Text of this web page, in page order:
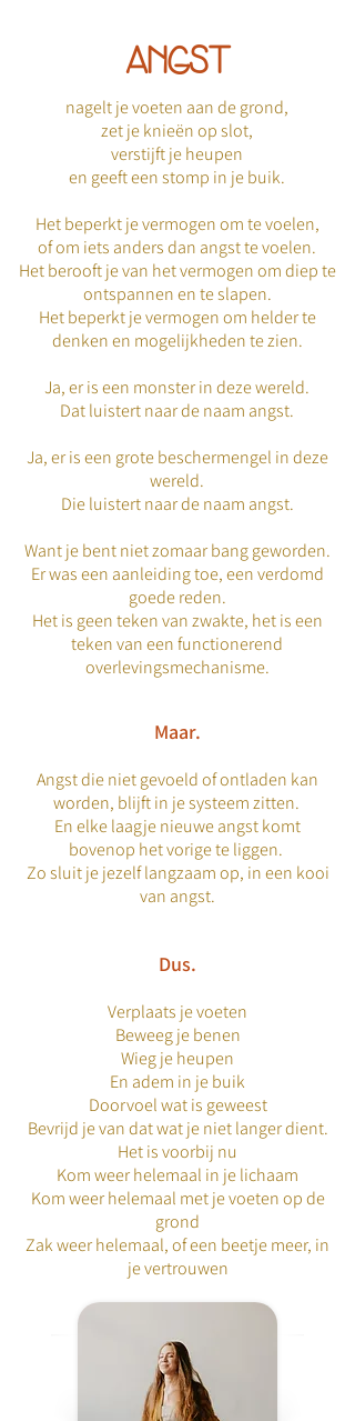
ANGST
nagelt je voeten aan de grond,
zet je knieën op slot,
verstijft je heupen
en geeft een stomp in je buik.
Het beperkt je vermogen om te voelen,
of om iets anders dan angst te voelen.
Het berooft je van het vermogen om diep te
ontspannen en te slapen.
Het beperkt je vermogen om helder te
denken en mogelijkheden te zien.
Ja, er is een monster in deze wereld.
Dat luistert naar de naam angst.
Ja, er is een grote beschermengel in deze
wereld.
Die luistert naar de naam angst.
Want je bent niet zomaar bang geworden.
Er was een aanleiding toe, een verdomd
goede reden.
Het is geen teken van zwakte, het is een
teken van een functionerend
overlevingsmechanisme.
Maar.
Angst die niet gevoeld of ontladen kan
worden, blijft in je systeem zitten.
En elke laagje nieuwe angst komt
bovenop het vorige te liggen.
Zo sluit je jezelf langzaam op, in een kooi
van angst.
Dus.
Verplaats je voeten
Beweeg je benen
Wieg je heupen
En adem in je buik
Doorvoel wat is geweest
Bevrijd je van dat wat je niet langer dient.
Het is voorbij nu
Kom weer helemaal in je lichaam
Kom weer helemaal met je voeten op de
grond
Zak weer helemaal, of een beetje meer, in
je vertrouwen